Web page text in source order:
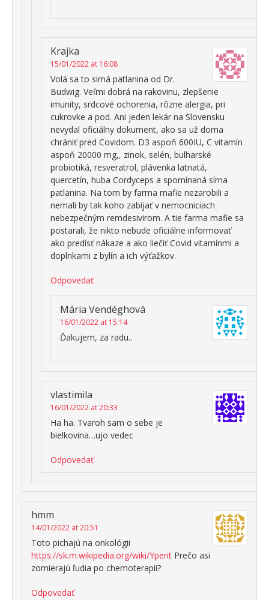
Krajka
15/01/2022 at 16:08
Volá sa to sirná patlanina od Dr.
Budwig. Veľmi dobrá na rakovinu, zlepšenie
imunity, srdcové ochorenia, rôzne alergia, pri
cukrovke a pod. Ani jeden lekár na Slovensku
nevydal oficiálny dokument, ako sa už doma
chrániť pred Covidom. D3 aspoň 600IU, C vitamín
aspoň 20000 mg,, zinok, selén, bulharské
probiotiká, resveratrol, plávenka latnatá,
quercetín, huba Cordyceps a spomínaná sírna
patlanina. Na tom by farma mafie nezarobili a
nemali by tak koho zabíjať v nemocniciach
nebezpečným remdesivirom. A tie farma mafie sa
postarali, že nikto nebude oficiálne informovať
ako predísť nákaze a ako liečiť Covid vitamínmi a
doplnkami z bylín a ich výťažkov.
Odpovedať
Mária Vendéghová
16/01/2022 at 15:14
Ďakujem, za radu..
vlastimila
16/01/2022 at 20:33
Ha ha. Tvaroh sam o sebe je
bielkovina…ujo vedec
Odpovedať
hmm
14/01/2022 at 20:51
Toto pichajú na onkológii
https://sk.m.wikipedia.org/wiki/Yperit Prečo asi
zomierajú ľudia po chemoterapii?
Odpovedať